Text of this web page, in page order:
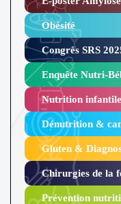
Obésité ​
Congrès SRS
Enquête Nutri-
Nutrition infantile
Dénutrition &
Gluten &
Chirurgies de la
Prévention